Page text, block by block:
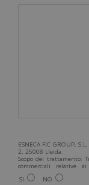
ESNECA FIC GROUP,
2, 25008 Lleida.
Scopo del trattamento:
commerciali relative
interessarla.
Può esercitare i suoi
SI NO